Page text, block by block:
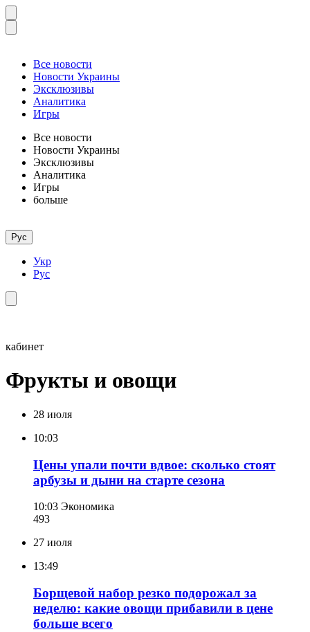
Все новости
Новости Украины
Эксклюзивы
Аналитика
Игры
Все новости
Новости Украины
Эксклюзивы
Аналитика
Игры
больше
Рус
Укр
Рус
кабинет
Фрукты и овощи
28 июля
10:03
Цены упали почти вдвое: сколько стоят
арбузы и дыни на старте сезона
10:03 Экономика
493
27 июля
13:49
Борщевой набор резко подорожал за
неделю: какие овощи прибавили в цене
больше всего